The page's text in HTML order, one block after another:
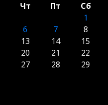
Чт Пт
Сб
1
6 7
8
13 14
15
20 21
22
27 28
29